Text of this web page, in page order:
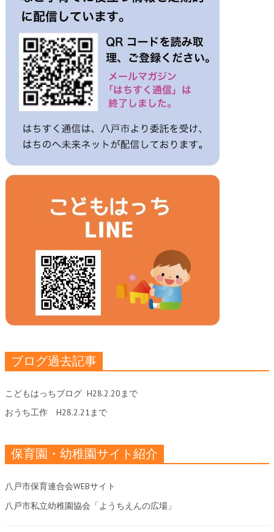
ブログ過去記事
こどもはっちブログ H28.2.20まで
おうち工作 H28.2.21まで
保育園・幼稚園サイト紹介
八戸市保育連合会WEBサイト
八戸市私立幼稚園協会「ようちえんの広場」